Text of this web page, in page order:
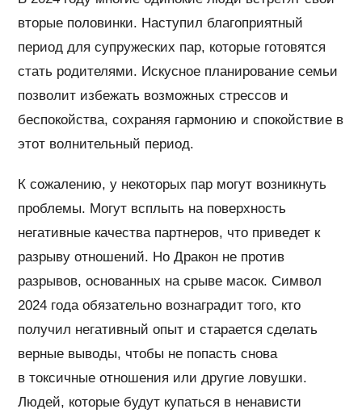
вторые половинки. Наступил благоприятный
период для супружеских пар, которые готовятся
стать родителями. Искусное планирование семьи
позволит избежать возможных стрессов и
беспокойства, сохраняя гармонию и спокойствие в
этот волнительный период.
К сожалению, у некоторых пар могут возникнуть
проблемы. Могут всплыть на поверхность
негативные качества партнеров, что приведет к
разрыву отношений. Но Дракон не против
разрывов, основанных на срыве масок. Символ
2024 года обязательно вознаградит того, кто
получил негативный опыт и старается сделать
верные выводы, чтобы не попасть снова
в токсичные отношения или другие ловушки.
Людей, которые будут купаться в ненависти